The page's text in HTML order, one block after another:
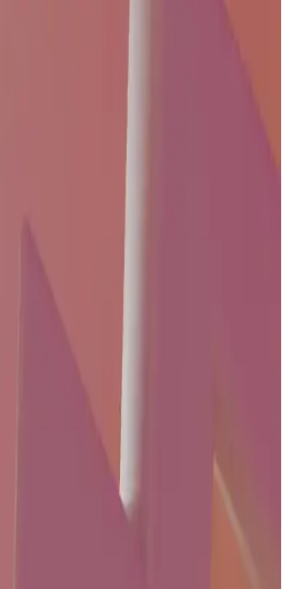
ve Güncel Pratik
yaparak görüntü ve ses kalitenizi
Google TV ve Android TV
kalitesi ve uygun fiyat sunar. Ancak,
süreçleri konusunda farklı görüşler